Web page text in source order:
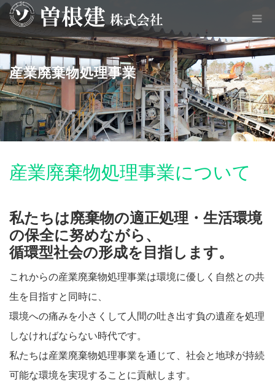
産業廃棄物処理事業
産業廃棄物処理事業について
私たちは廃棄物の適正処理・生活環境
の保全に努めながら、
循環型社会の形成を目指します。
これからの産業廃棄物処理事業は環境に優しく自然との共
生を目指すと同時に、
環境への痛みを小さくして人間の吐き出す負の遺産を処理
しなければならない時代です。
私たちは産業廃棄物処理事業を通じて、社会と地球が持続
可能な環境を実現することに貢献します。